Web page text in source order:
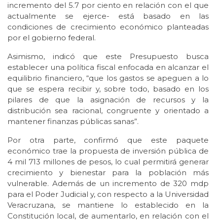
incremento del 5.7 por ciento en relación con el que
actualmente se ejerce- está basado en las
condiciones de crecimiento económico planteadas
por el gobierno federal.
Asimismo, indicó que este Presupuesto busca
establecer una política fiscal enfocada en alcanzar el
equilibrio financiero, “que los gastos se apeguen a lo
que se espera recibir y, sobre todo, basado en los
pilares de que la asignación de recursos y la
distribución sea racional, congruente y orientado a
mantener finanzas públicas sanas”.
Por otra parte, confirmó que este paquete
económico trae la propuesta de inversión pública de
4 mil 713 millones de pesos, lo cual permitirá generar
crecimiento y bienestar para la población más
vulnerable. Además de un incremento de 320 mdp
para el Poder Judicial y, con respecto a la Universidad
Veracruzana, se mantiene lo establecido en la
Constitución local, de aumentarlo, en relación con el